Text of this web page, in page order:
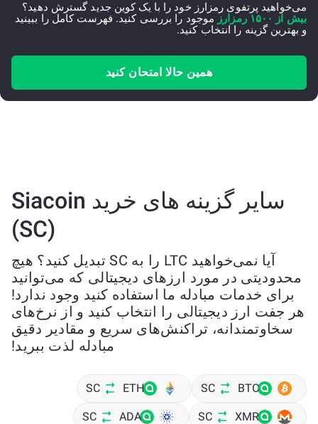
می‌خواهید پرتفوی رمزارز خود را با یک کوین جدید گسترش دهید؟
بیش از ۱۵۰۰ رمزارز
موجود را بررسی کنید. فهرست کامل را ببینید
و بهترین گزینه را انتخاب کنید.
همین حالا امتحان کنید
سایر گزینه های خرید Siacoin
(SC)
آیا نمی‌خواهید LTC را به SC تبدیل کنید؟ هیچ
محدودیتی در مورد ارزهای دیجیتالی که می‌توانید
برای خدمات مبادله ما استفاده کنید وجود ندارد!
هر جفت ارز دیجیتالی را انتخاب کنید و از نرخ‌های
سخاوتمندانه، تراکنش‌های سریع و مقادیر دقیق
مبادله لذت ببرید!
BTC
SC
ETH
SC
XMR
SC
ADA
SC